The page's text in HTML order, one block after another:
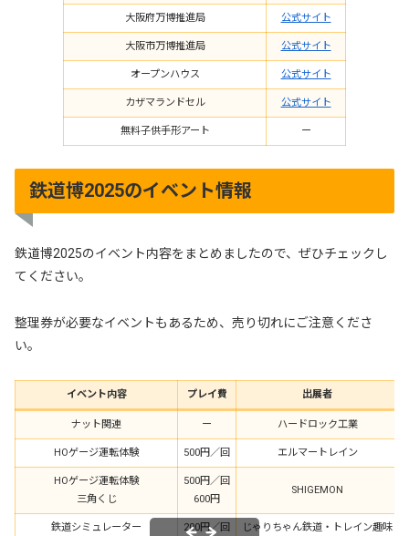
大阪府万博推進局 公式サイト
大阪市万博推進局 公式サイト
オープンハウス 公式サイト
カザマランドセル 公式サイト
無料子供手形アート ー
鉄道博2025のイベント情報
鉄道博2025のイベント内容をまとめましたので、ぜひチェックし
てください。
整理券が必要なイベントもあるため、売り切れにご注意くださ
い。
イベント内容 プレイ費 出展者
ナット関連 ー ハードロック工業
HOゲージ運転体験 500円／回 エルマートレイン
HOゲージ運転体験
三角くじ
500円／回
600円
SHIGEMON
鉄道シミュレーター 200円／回 じゃりちゃん鉄道・トレイン趣味